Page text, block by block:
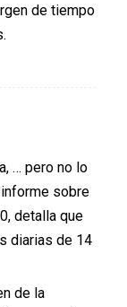
de tiempo
… pero no lo
sobre
detalla que
diarias de 14
de la